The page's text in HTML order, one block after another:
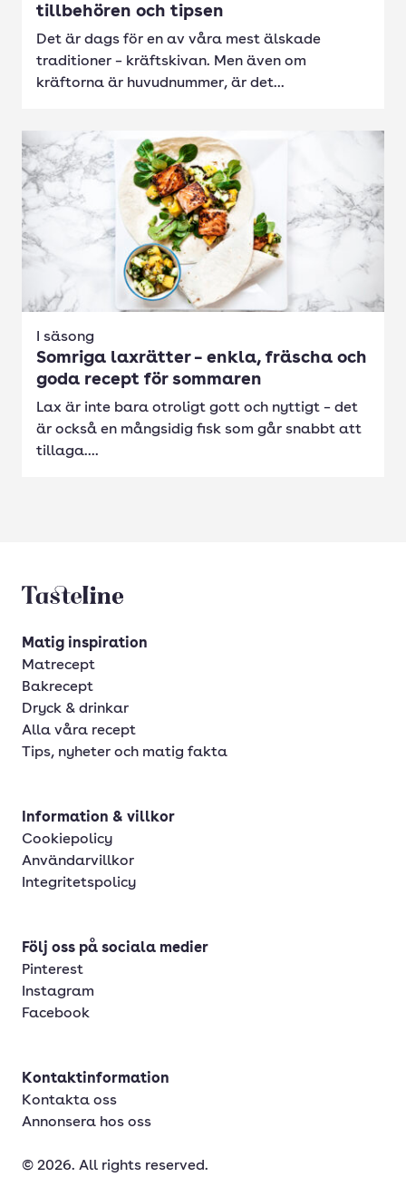
tillbehören och tipsen
Det är dags för en av våra mest älskade
traditioner – kräftskivan. Men även om
kräftorna är huvudnummer, är det...
I säsong
Somriga laxrätter – enkla, fräscha och
goda recept för sommaren
Lax är inte bara otroligt gott och nyttigt – det
är också en mångsidig fisk som går snabbt att
tillaga....
Tasteline startsida
Matig inspiration
Matrecept
Bakrecept
Dryck & drinkar
Alla våra recept
Tips, nyheter och matig fakta
Information & villkor
Cookiepolicy
Användarvillkor
Integritetspolicy
Följ oss på sociala medier
Pinterest
Instagram
Facebook
Kontaktinformation
Kontakta oss
Annonsera hos oss
© 2026. All rights reserved.